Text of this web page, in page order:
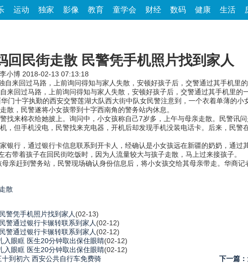
运动 独家 影像 教育 童学会 财经 数码 健康 生活
回民街走散 民警凭手机照片找到家人
小博 2018-02-13 07:13:18
自来回过马路，上前询问得知与家人失散，安顿好孩子后，交警通过其手机里
回过马路，上前询问得知与家人失散，安顿好孩子后，交警通过其手机里的
十字执勤的西安交警莲湖大队西大街中队女民警注意到，一个衣着单薄的小
散，民警遂将小女孩带到十字西南角的警务站内休息。
来棉衣给她披上。询问中，小女孩称自己7岁多，上午与母亲走散。民警讯
，但手机没电，民警找来充电器，开机后却发现手机没装电话卡。后来，民警
行，通过银行卡信息联系到开卡人，经确认是小女孩远在新疆的奶奶，通过
右带着孩子在回民街吃饭时，因为人流量较大与孩子走散，马上过来接孩子。
赶到警务站，民警现场确认身份信息后，将小女孩交给其母亲带走。华商记
走散
警凭手机照片找到家人 (02-13)
警通过银行卡辗转联系到家人 (02-12)
警通过银行卡辗转联系到家人 (02-12)
入眼眶 医生20分钟取出保住眼睛(02-12)
入眼眶 医生20分钟取出保住眼睛(02-12)
到初六 西安公共自行车免费骑 下一篇：